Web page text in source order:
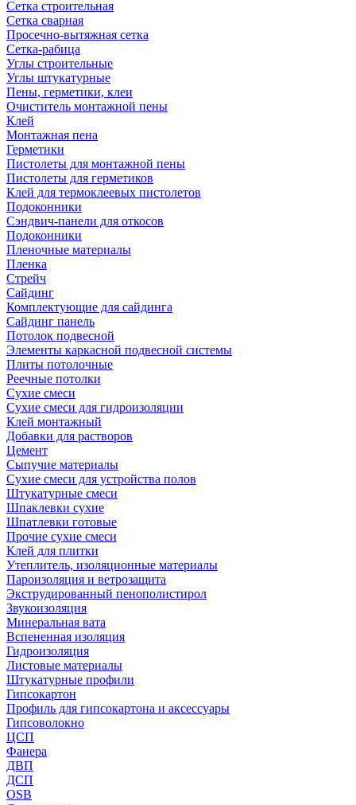
Сетка строительная
Сетка сварная
Просечно-вытяжная сетка
Сетка-рабица
Углы строительные
Углы штукатурные
Пены, герметики, клеи
Очиститель монтажной пены
Клей
Монтажная пена
Герметики
Пистолеты для монтажной пены
Пистолеты для герметиков
Клей для термоклеевых пистолетов
Подоконники
Сэндвич-панели для откосов
Подоконники
Пленочные материалы
Пленка
Стрейч
Сайдинг
Комплектующие для сайдинга
Сайдинг панель
Потолок подвесной
Элементы каркасной подвесной системы
Плиты потолочные
Реечные потолки
Сухие смеси
Сухие смеси для гидроизоляции
Клей монтажный
Добавки для растворов
Цемент
Сыпучие материалы
Сухие смеси для устройства полов
Штукатурные смеси
Шпаклевки сухие
Шпатлевки готовые
Прочие сухие смеси
Клей для плитки
Утеплитель, изоляционные материалы
Пароизоляция и ветрозащита
Экструдированный пенополистирол
Звукоизоляция
Минеральная вата
Вспененная изоляция
Гидроизоляция
Листовые материалы
Штукатурные профили
Гипсокартон
Профиль для гипсокартона и аксессуары
Гипсоволокно
ЦСП
Фанера
ДВП
ДСП
OSB